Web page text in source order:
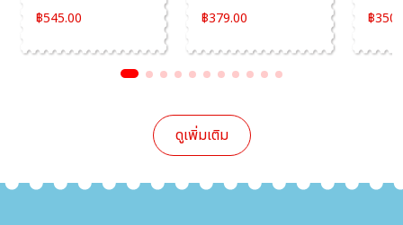
คนพิการสากล)
฿545.00
คนพิการสากล)
฿379.00
ทรง
(ไทย
฿
ดูเพิ่มเติม